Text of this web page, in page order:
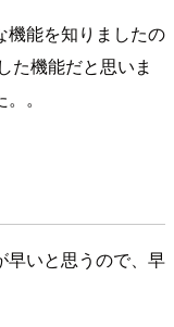
機能を知りましたの
た機能だと思いま
。
早いと思うので、早